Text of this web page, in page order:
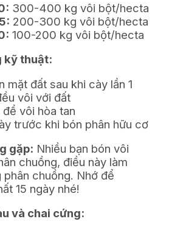
300-400 kg vôi bột/hecta
200-300 kg vôi bột/hecta
100-200 kg vôi bột/hecta
kỹ thuật:
mặt đất sau khi cày lần 1
vôi với đất
vôi hòa tan
trước khi bón phân hữu cơ
gặp: Nhiều bạn bón vôi
chuồng, điều này làm
chuồng. Nhớ để
15 ngày nhé!
và chai cứng: